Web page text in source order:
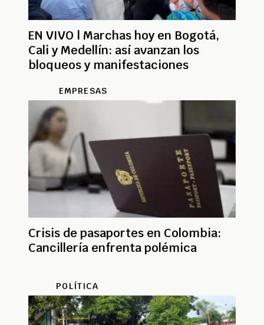
EN VIVO | Marchas hoy en Bogotá,
Cali y Medellín: así avanzan los
bloqueos y manifestaciones
EMPRESAS
Crisis de pasaportes en Colombia:
Cancillería enfrenta polémica
POLÍTICA